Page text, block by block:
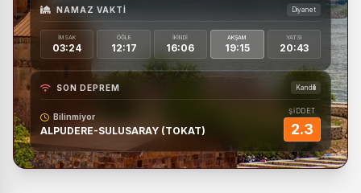
NAMAZ VAKTI Diyanet
İMSAK
03:24
ÖĞLE
12:17
İKINDI
16:06
AKŞAM
19:15
YATSI
20:43
SON DEPREM Kandilli
Bilinmiyor
ALPUDERE-SULUSARAY (TOKAT)
ŞİDDET
2.3